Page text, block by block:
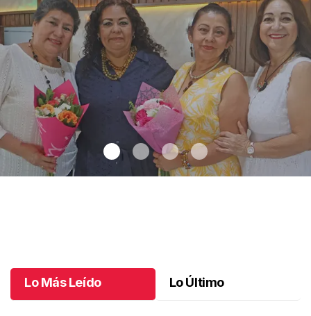
Lo Más Leído Lo Último